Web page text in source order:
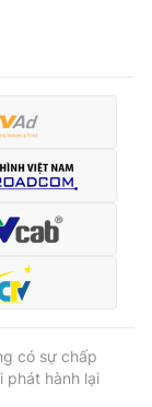
có sự chấp
phát hành lại